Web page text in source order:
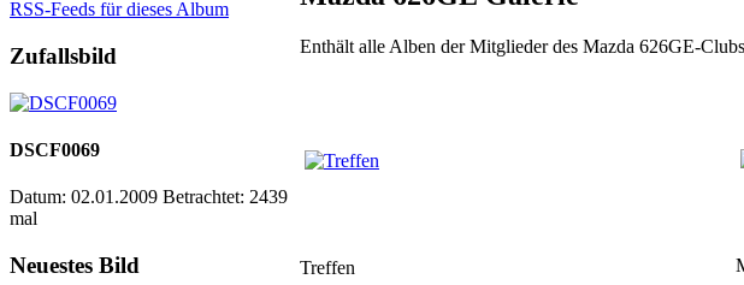
RSS-Feeds für dieses Album
Zufallsbild
DSCF0069
Datum: 02.01.2009 Betrachtet: 2439
mal
Neuestes Bild
Enthält alle Alben der Mitglieder des Mazda 626GE-Clubs
Treffen